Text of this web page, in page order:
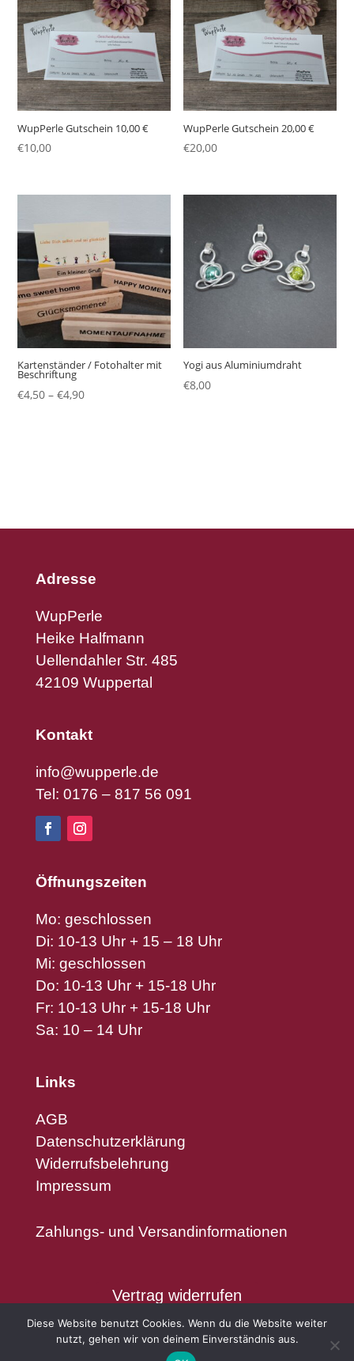
WupPerle Gutschein 10,00 €
€10,00
WupPerle Gutschein 20,00 €
€20,00
Kartenständer / Fotohalter mit
Beschriftung
€4,50 –€4,90
Yogi aus Aluminiumdraht
€8,00
Adresse
WupPerle
Heike Halfmann
Uellendahler Str. 485
42109 Wuppertal
Kontakt
info@wupperle.de
Tel: 0176 – 817 56 091
Öffnungszeiten
Mo: geschlossen
Di: 10-13 Uhr + 15 – 18 Uhr
Mi: geschlossen
Do: 10-13 Uhr + 15-18 Uhr
Fr: 10-13 Uhr + 15-18 Uhr
Sa: 10 – 14 Uhr
Links
AGB
Datenschutzerklärung
Widerrufsbelehrung
Impressum
Zahlungs- und Versandinformationen
Vertrag widerrufen
Diese Website benutzt Cookies. Wenn du die Website weiter
nutzt, gehen wir von deinem Einverständnis aus.